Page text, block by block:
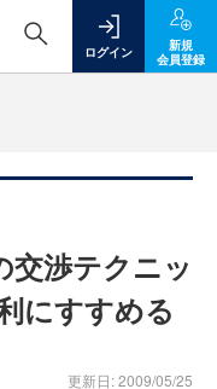
ログイン
新規
会員登録
交渉テクニッ
にすすめる
更新日: 2009/05/25